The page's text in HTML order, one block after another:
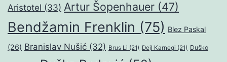
Aristotel (33) Artur Šopenhauer (47)
Bendžamin Frenklin (75) Blez Paskal
(26) Branislav Nušić (32) Brus Li (21) Dejl Karnegi (21) Duško